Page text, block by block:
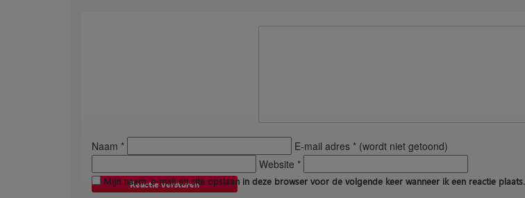
Naam *
E-mail adres * (wordt niet getoond)
Website *
Mijn naam, e-mail en site opslaan in deze browser voor de volgende keer wanneer ik een reactie plaats.